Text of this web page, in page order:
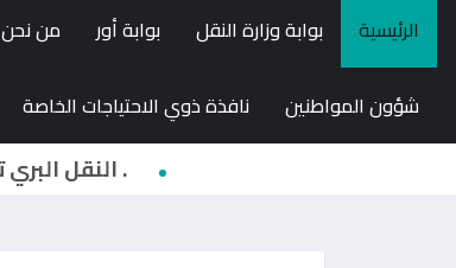
الرئيسية بوابة وزارة النقل بوابة أور من نحن
شؤون المواطنين نافذة ذوي الاحتياجات الخاصة